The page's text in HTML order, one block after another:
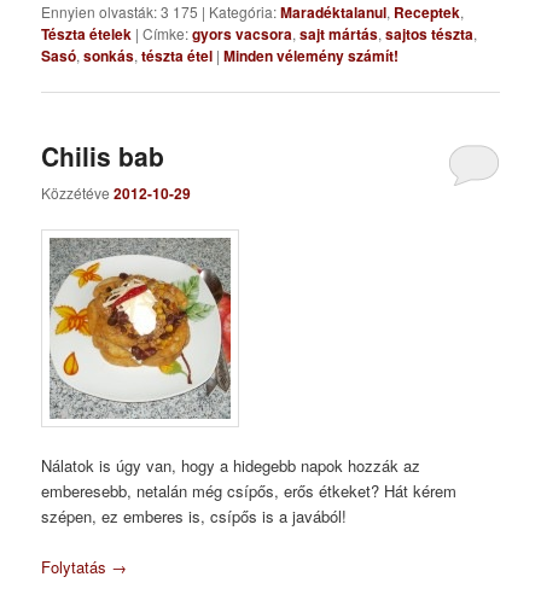
Ennyien olvasták: 3 175 | Kategória:Maradéktalanul, Receptek,
Tészta ételek |Címke:gyors vacsora,sajt mártás,sajtos tészta,
Sasó,sonkás,tészta étel |Minden vélemény számít!
Chilis bab
Közzétéve2012-10-29
Nálatok is úgy van, hogy a hidegebb napok hozzák az
emberesebb, netalán még csípős, erős étkeket? Hát kérem
szépen, ez emberes is, csípős is a javából!
Folytatás →